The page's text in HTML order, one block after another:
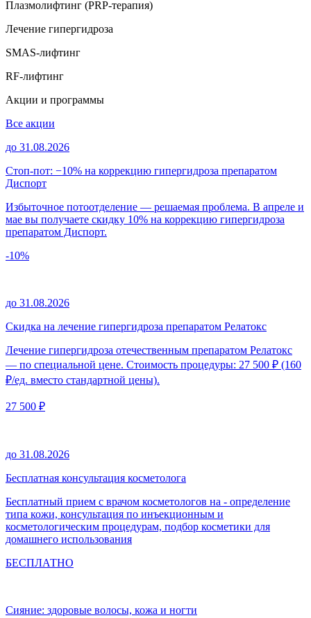
Плазмолифтинг (PRP-терапия)
Лечение гипергидроза
SMAS-лифтинг
RF-лифтинг
Акции и программы
Все акции
до 31.08.2026
Стоп-пот: −10% на коррекцию гипергидроза препаратом
Диспорт
Избыточное потоотделение — решаемая проблема. В апреле и
мае вы получаете скидку 10% на коррекцию гипергидроза
препаратом Диспорт.
-10%
до 31.08.2026
Скидка на лечение гипергидроза препаратом Релатокс
Лечение гипергидроза отечественным препаратом Релатокс
— по специальной цене. Стоимость процедуры: 27 500 ₽ (160
₽/ед. вместо стандартной цены).
27 500 ₽
до 31.08.2026
Бесплатная консультация косметолога
Бесплатный прием с врачом косметологов на - определение
типа кожи, консультация по инъекционным и
косметологическим процедурам, подбор косметики для
домашнего использования
БЕСПЛАТНО
Сияние: здоровые волосы, кожа и ногти